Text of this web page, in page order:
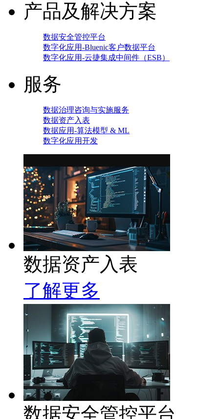
产品及解决方案
数据安全管控平台
数字化应用-Bluenic客户数据平台
数字化应用-云捷集成中间件（ESB）
服务
数据治理咨询与实施服务
数据资产入表
数据应用-算法模型 & ML
数字化应用开发
数据资产入表
了解更多
数据安全管控平台